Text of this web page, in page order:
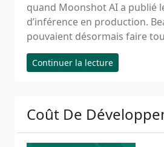
quand Moonshot AI a publié
d’inférence en production.
pouvaient désormais faire
Continuer la lecture
Coût De